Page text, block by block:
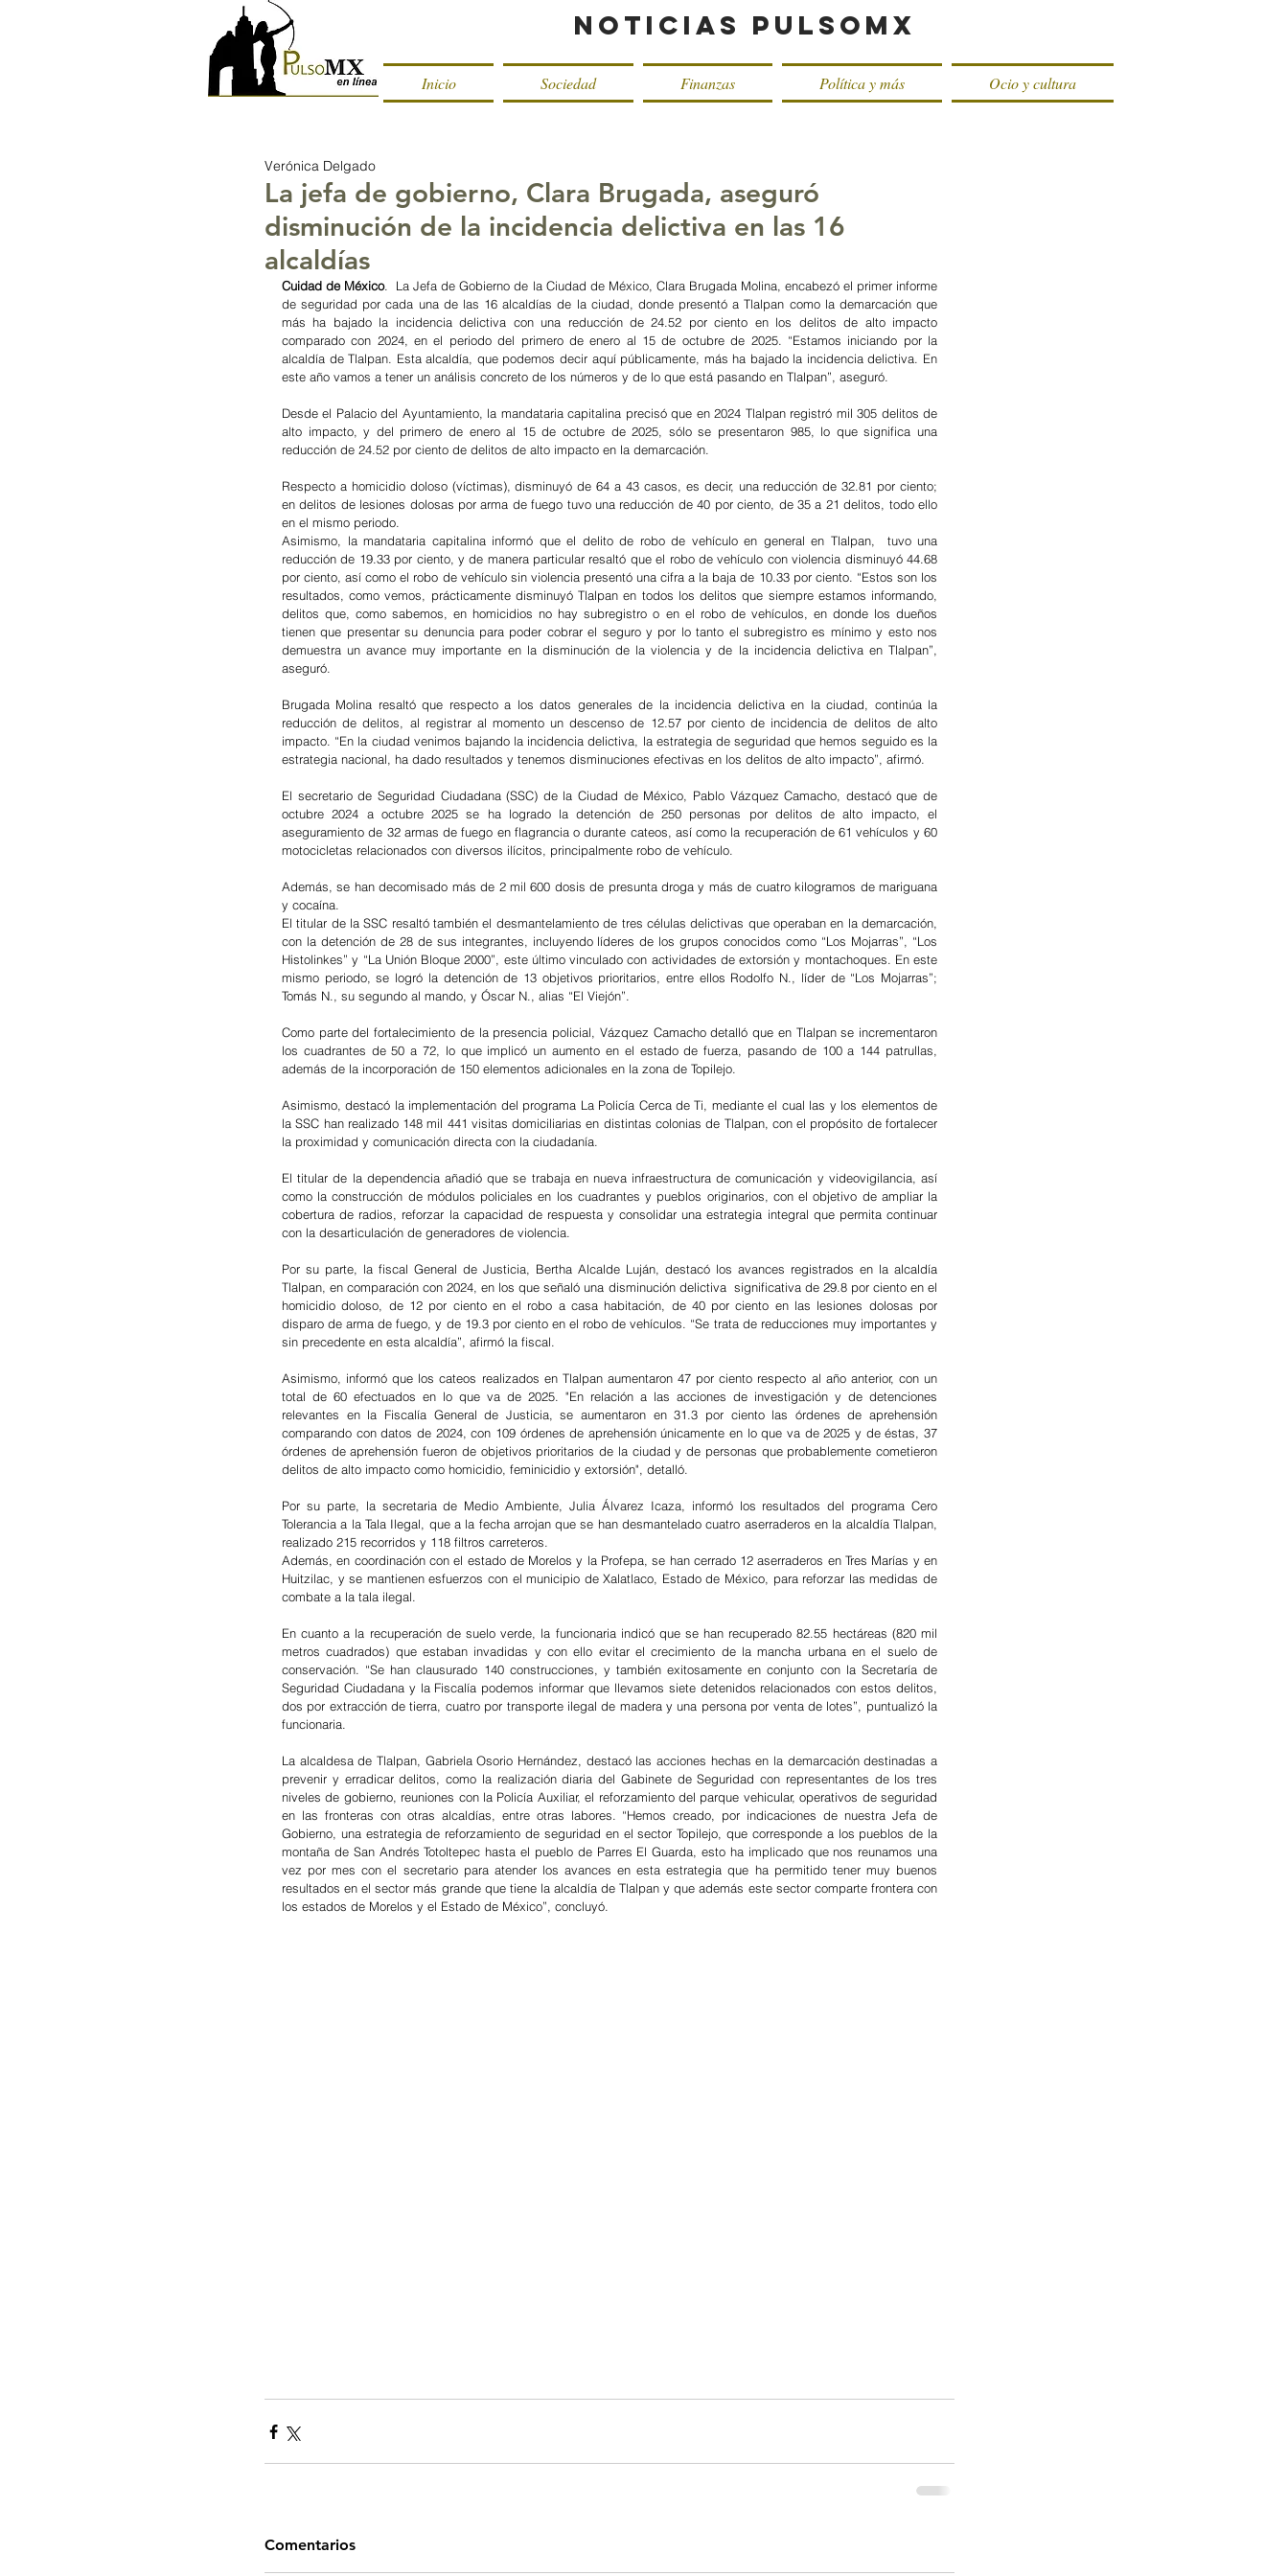
Noticias PulsoMX
Inicio Sociedad Finanzas Política y más Ocio y cultura
La jefa de gobierno, Clara Brugada, aseguró
disminución de la incidencia delictiva en las 16
alcaldías
Verónica Delgado
Cuidad de México. La Jefa de Gobierno de la Ciudad de México, Clara Brugada Molina, encabezó el primer informe
de seguridad por cada una de las 16 alcaldías de la ciudad, donde presentó a Tlalpan como la demarcación que
más ha bajado la incidencia delictiva con una reducción de 24.52 por ciento en los delitos de alto impacto
comparado con 2024, en el periodo del primero de enero al 15 de octubre de 2025. “Estamos iniciando por la
alcaldía de Tlalpan. Esta alcaldía, que podemos decir aquí públicamente, más ha bajado la incidencia delictiva. En
este año vamos a tener un análisis concreto de los números y de lo que está pasando en Tlalpan”, aseguró.
Desde el Palacio del Ayuntamiento, la mandataria capitalina precisó que en 2024 Tlalpan registró mil 305 delitos de
alto impacto, y del primero de enero al 15 de octubre de 2025, sólo se presentaron 985, lo que significa una
reducción de 24.52 por ciento de delitos de alto impacto en la demarcación.
Respecto a homicidio doloso (víctimas), disminuyó de 64 a 43 casos, es decir, una reducción de 32.81 por ciento;
en delitos de lesiones dolosas por arma de fuego tuvo una reducción de 40 por ciento, de 35 a 21 delitos, todo ello
en el mismo periodo.
Asimismo, la mandataria capitalina informó que el delito de robo de vehículo en general en Tlalpan,  tuvo una
reducción de 19.33 por ciento, y de manera particular resaltó que el robo de vehículo con violencia disminuyó 44.68
por ciento, así como el robo de vehículo sin violencia presentó una cifra a la baja de 10.33 por ciento. “Estos son los
resultados, como vemos, prácticamente disminuyó Tlalpan en todos los delitos que siempre estamos informando,
delitos que, como sabemos, en homicidios no hay subregistro o en el robo de vehículos, en donde los dueños
tienen que presentar su denuncia para poder cobrar el seguro y por lo tanto el subregistro es mínimo y esto nos
demuestra un avance muy importante en la disminución de la violencia y de la incidencia delictiva en Tlalpan”,
aseguró.
Brugada Molina resaltó que respecto a los datos generales de la incidencia delictiva en la ciudad, continúa la
reducción de delitos, al registrar al momento un descenso de 12.57 por ciento de incidencia de delitos de alto
impacto. “En la ciudad venimos bajando la incidencia delictiva, la estrategia de seguridad que hemos seguido es la
estrategia nacional, ha dado resultados y tenemos disminuciones efectivas en los delitos de alto impacto”, afirmó.
El secretario de Seguridad Ciudadana (SSC) de la Ciudad de México, Pablo Vázquez Camacho, destacó que de
octubre 2024 a octubre 2025 se ha logrado la detención de 250 personas por delitos de alto impacto, el
aseguramiento de 32 armas de fuego en flagrancia o durante cateos, así como la recuperación de 61 vehículos y 60
motocicletas relacionados con diversos ilícitos, principalmente robo de vehículo.
Además, se han decomisado más de 2 mil 600 dosis de presunta droga y más de cuatro kilogramos de mariguana
y cocaína.
El titular de la SSC resaltó también el desmantelamiento de tres células delictivas que operaban en la demarcación,
con la detención de 28 de sus integrantes, incluyendo líderes de los grupos conocidos como “Los Mojarras”, “Los
Histolinkes” y “La Unión Bloque 2000”, este último vinculado con actividades de extorsión y montachoques. En este
mismo periodo, se logró la detención de 13 objetivos prioritarios, entre ellos Rodolfo N., líder de “Los Mojarras”;
Tomás N., su segundo al mando, y Óscar N., alias “El Viejón”.
Como parte del fortalecimiento de la presencia policial, Vázquez Camacho detalló que en Tlalpan se incrementaron
los cuadrantes de 50 a 72, lo que implicó un aumento en el estado de fuerza, pasando de 100 a 144 patrullas,
además de la incorporación de 150 elementos adicionales en la zona de Topilejo.
Asimismo, destacó la implementación del programa La Policía Cerca de Ti, mediante el cual las y los elementos de
la SSC han realizado 148 mil 441 visitas domiciliarias en distintas colonias de Tlalpan, con el propósito de fortalecer
la proximidad y comunicación directa con la ciudadanía.
El titular de la dependencia añadió que se trabaja en nueva infraestructura de comunicación y videovigilancia, así
como la construcción de módulos policiales en los cuadrantes y pueblos originarios, con el objetivo de ampliar la
cobertura de radios, reforzar la capacidad de respuesta y consolidar una estrategia integral que permita continuar
con la desarticulación de generadores de violencia.
Por su parte, la fiscal General de Justicia, Bertha Alcalde Luján, destacó los avances registrados en la alcaldía
Tlalpan, en comparación con 2024, en los que señaló una disminución delictiva  significativa de 29.8 por ciento en el
homicidio doloso, de 12 por ciento en el robo a casa habitación, de 40 por ciento en las lesiones dolosas por
disparo de arma de fuego, y de 19.3 por ciento en el robo de vehículos. “Se trata de reducciones muy importantes y
sin precedente en esta alcaldía”, afirmó la fiscal.
Asimismo, informó que los cateos realizados en Tlalpan aumentaron 47 por ciento respecto al año anterior, con un
total de 60 efectuados en lo que va de 2025. "En relación a las acciones de investigación y de detenciones
relevantes en la Fiscalía General de Justicia, se aumentaron en 31.3 por ciento las órdenes de aprehensión
comparando con datos de 2024, con 109 órdenes de aprehensión únicamente en lo que va de 2025 y de éstas, 37
órdenes de aprehensión fueron de objetivos prioritarios de la ciudad y de personas que probablemente cometieron
delitos de alto impacto como homicidio, feminicidio y extorsión", detalló.
Por su parte, la secretaria de Medio Ambiente, Julia Álvarez Icaza, informó los resultados del programa Cero
Tolerancia a la Tala Ilegal, que a la fecha arrojan que se han desmantelado cuatro aserraderos en la alcaldía Tlalpan,
realizado 215 recorridos y 118 filtros carreteros.
Además, en coordinación con el estado de Morelos y la Profepa, se han cerrado 12 aserraderos en Tres Marías y en
Huitzilac, y se mantienen esfuerzos con el municipio de Xalatlaco, Estado de México, para reforzar las medidas de
combate a la tala ilegal.
En cuanto a la recuperación de suelo verde, la funcionaria indicó que se han recuperado 82.55 hectáreas (820 mil
metros cuadrados) que estaban invadidas y con ello evitar el crecimiento de la mancha urbana en el suelo de
conservación. “Se han clausurado 140 construcciones, y también exitosamente en conjunto con la Secretaría de
Seguridad Ciudadana y la Fiscalía podemos informar que llevamos siete detenidos relacionados con estos delitos,
dos por extracción de tierra, cuatro por transporte ilegal de madera y una persona por venta de lotes”, puntualizó la
funcionaria.
La alcaldesa de Tlalpan, Gabriela Osorio Hernández, destacó las acciones hechas en la demarcación destinadas a
prevenir y erradicar delitos, como la realización diaria del Gabinete de Seguridad con representantes de los tres
niveles de gobierno, reuniones con la Policía Auxiliar, el reforzamiento del parque vehicular, operativos de seguridad
en las fronteras con otras alcaldías, entre otras labores. “Hemos creado, por indicaciones de nuestra Jefa de
Gobierno, una estrategia de reforzamiento de seguridad en el sector Topilejo, que corresponde a los pueblos de la
montaña de San Andrés Totoltepec hasta el pueblo de Parres El Guarda, esto ha implicado que nos reunamos una
vez por mes con el secretario para atender los avances en esta estrategia que ha permitido tener muy buenos
resultados en el sector más grande que tiene la alcaldía de Tlalpan y que además este sector comparte frontera con
los estados de Morelos y el Estado de México”, concluyó.
Comentarios